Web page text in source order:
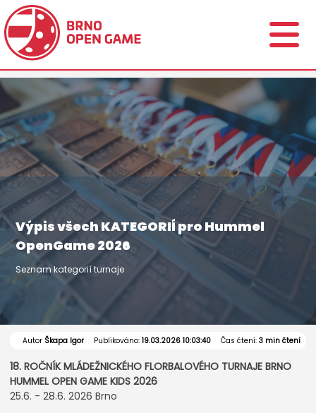
Výpis všech KATEGORIÍ pro Hummel
OpenGame 2026
Seznam kategorií turnaje
Autor Škapa Igor Publikováno: 19.03.2026 10:03:40 Čas čtení:3 min čtení
18. ROČNÍK MLÁDEŽNICKÉHO FLORBALOVÉHO TURNAJE BRNO
HUMMEL OPEN GAME KIDS 2026
25.6. - 28.6. 2026 Brno